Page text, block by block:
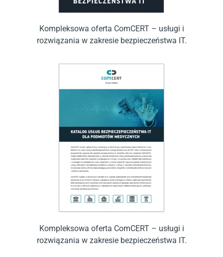
Kompleksowa oferta ComCERT – usługi i
rozwiązania w zakresie bezpieczeństwa IT.
Kompleksowa oferta ComCERT – usługi i
rozwiązania w zakresie bezpieczeństwa IT.